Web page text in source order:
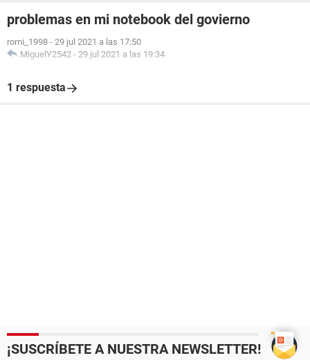
problemas en mi notebook del govierno
romi_1998 - 29 jul 2021 a las 17:50
MiguelY2542 - 29 jul 2021 a las 19:34
1 respuesta
¡SUSCRÍBETE A NUESTRA NEWSLETTER!